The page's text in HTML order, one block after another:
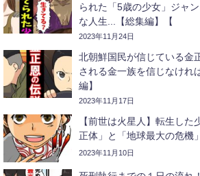
られた「5歳の少女」ジャ
な人生...【総集編】【
2023年11月24日
北朝鮮国民が信じている金
される金一族を信じなけれ
編】
2023年11月17日
【前世は火星人】転生した
正体」と「地球最大の危機
2023年11月10日